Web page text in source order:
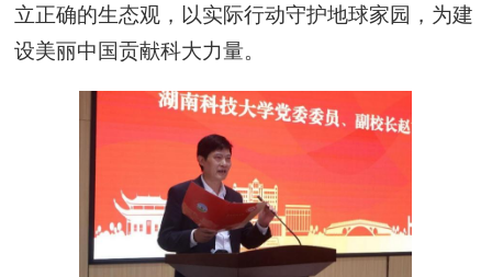
立正确的生态观，以实际行动守护地球家园，为建
设美丽中国贡献科大力量。